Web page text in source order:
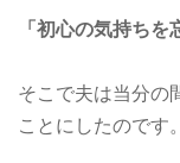
「初心の気持ち
そこで夫は当分の
ことにしたのです。